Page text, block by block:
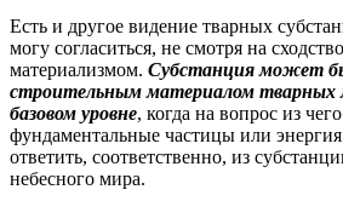
Есть и другое видение тварных
могу согласиться, не смотря на
материализмом. Субстанция может
строительным материалом тварных
базовом уровне, когда на вопрос из
фундаментальные частицы или
ответить, соответственно, из
небесного мира.